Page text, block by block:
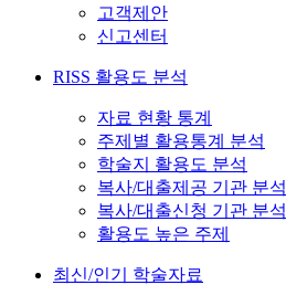
고객제안
신고센터
RISS 활용도 분석
자료 현황 통계
주제별 활용통계 분석
학술지 활용도 분석
복사/대출제공 기관 분석
복사/대출신청 기관 분석
활용도 높은 주제
최신/인기 학술자료